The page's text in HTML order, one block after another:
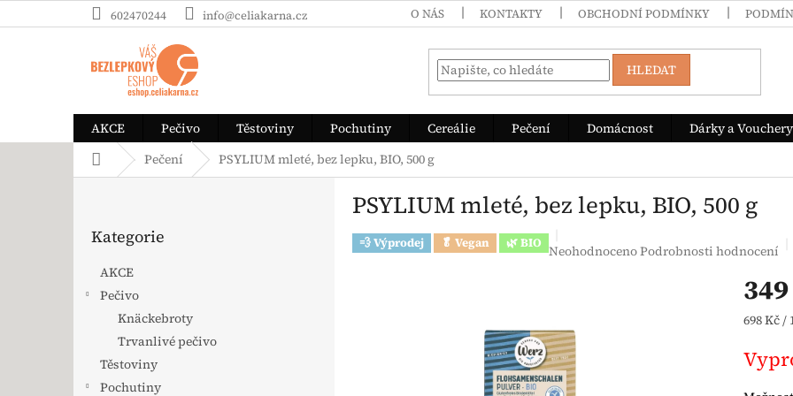
602470244 info@celiakarna.cz O NÁS KONTAKTY OBCHODNÍ PODMÍNKY
HLEDAT
AKCE Pečivo Těstoviny Pochutiny Cereálie Pečení Domácnost Dárky a Vouchery
Domů Pečení PSYLIUM mleté, bez lepku, BIO, 500 g
Kategorie
AKCE
Pečivo
Knäckebroty
Trvanlivé pečivo
Těstoviny
Pochutiny
PSYLIUM mleté, bez lepku, BIO, 500 g
💨 Výprodej 🥬 Vegan 🌿 BIO Průměrné hodnocení produktu je 0,0 z 5
NeohodnocenoPodrobnosti hodnocení
Měrná
698 Kč /